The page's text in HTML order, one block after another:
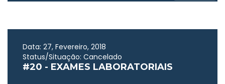
Data: 27, Fevereiro, 2018
Status/Situação: Cancelado
#20 - EXAMES LABORATORIAIS